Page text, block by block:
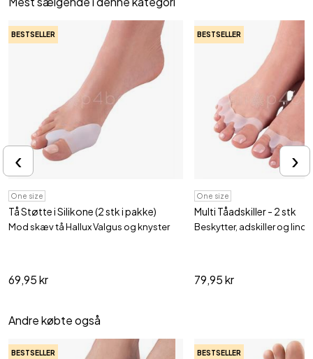
BESTSELLER
One size
Tå Støtte i Silikone (2 stk i pakke)
Mod skæv tå Hallux Valgus og knyster
69,95 kr
BESTSELLER
One size
Multi Tåadskiller - 2 stk
Beskytter, adskiller og
79,95 kr
‹ ›
Andre købte også
BESTSELLER BESTSELLER